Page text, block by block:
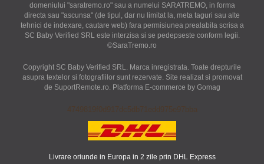
domeniului "saratremo.ro" sau a numelui SARATREMO, in forma
directa sau "ascunsa" (de tipul, dar nu limitat la, meta taguri sau alte
tehnici de indexare, cautare web) fara permisiunea prealabila scrisa a
SC Baby Verified SRL este interzisa si se pedepseste conform legii.
©SaraTremo.ro
Copyright SC Baby Verified SRL. Marca inregistrata. Toate drepturile
asupra textelor si fotografiilor sunt rezervate. Site realizat si promovat
de SuportRemote.ro. Platforma E-commerce by Gomag
4749819f0d917dc5db71edd975e97bba
Livrare oriunde in Europa in 2 zile prin DHL Express